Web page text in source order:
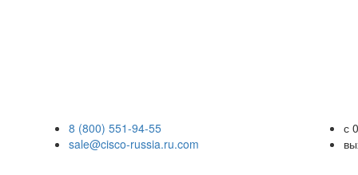
8 (800) 551-94-55
sale@cisco-russia.ru.com
с